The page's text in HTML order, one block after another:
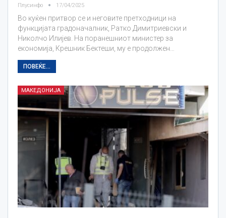
Плусинфо 17/04/2025
Во куќен притвор се и неговите претходници на
функцијата градоначалник, Ратко Димитриевски и
Николчо Илијев. На поранешниот министер за
економија, Крешник Бектеши, му е продолжен…
ПОВЕЌЕ...
МАКЕДОНИЈА